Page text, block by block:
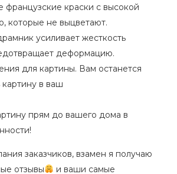
французские краски с высокой
которые не выцветают.
усиливает жесткость
деформацию.
для картины. Вам останется
картину в ваш
прям до вашего дома в
заказчиков, взамен я получаю
отзывы
и ваши самые